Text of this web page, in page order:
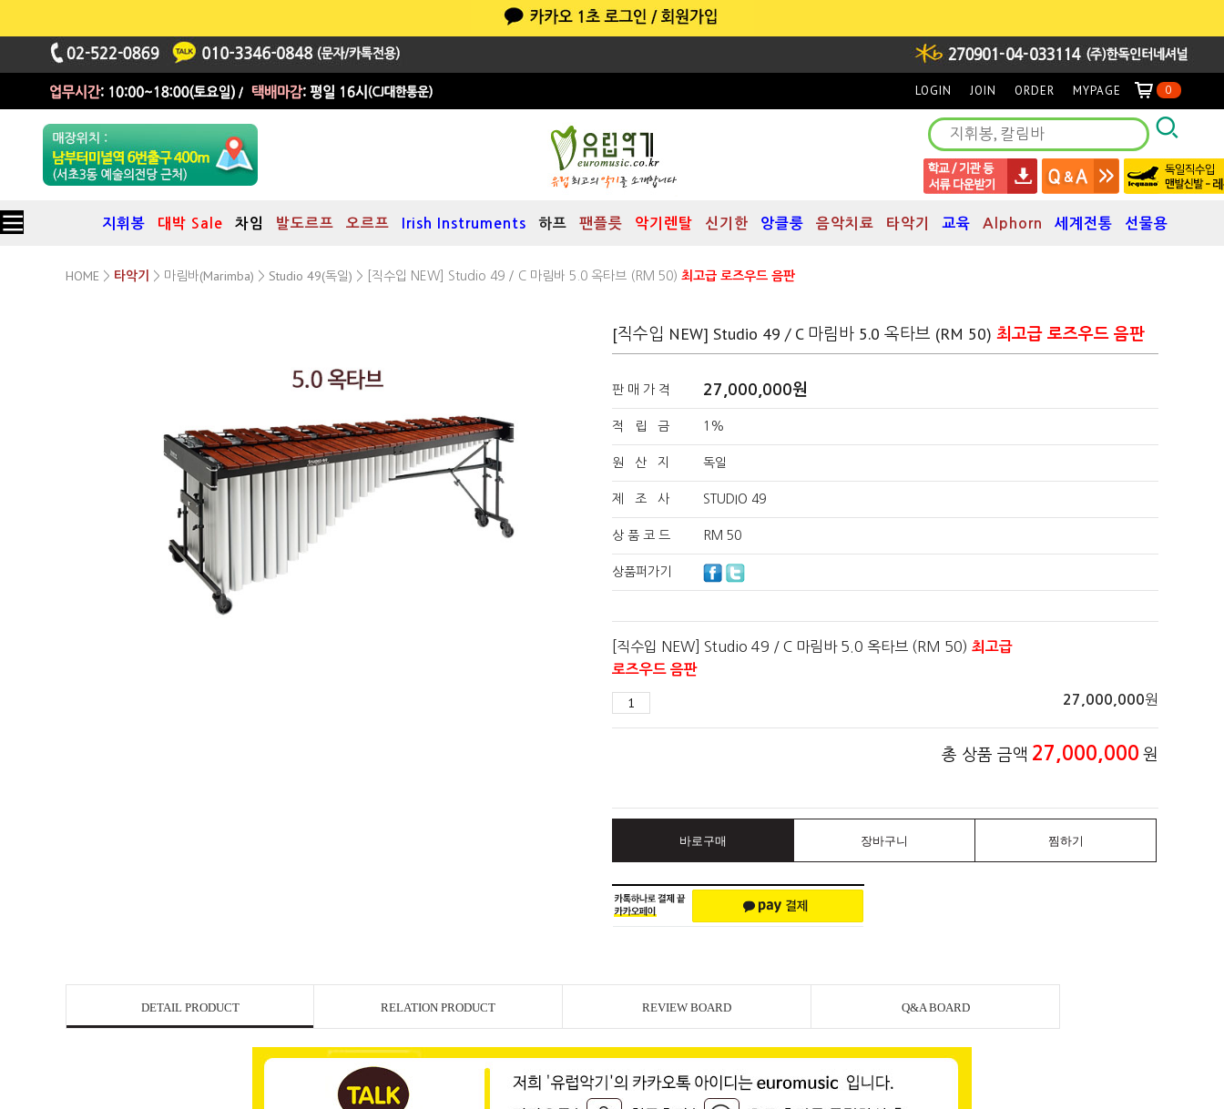
LOGIN JOIN ORDER MYPAGE 0
지휘봉 대박 Sale 차임 발도르프 오르프 Irish Instruments 하프 팬플릇 악기렌탈 신기한 앙클룽 음악치료 타악기 교육 Alphorn 세계전통 선물용
HOME > 타악기 > 마림바(Marimba) > Studio 49(독일) > [직수입 NEW] Studio 49 / C 마림바 5.0 옥타브 (RM 50) 최고급 로즈우드 음판
[직수입 NEW] Studio 49 / C 마림바 5.0 옥타브 (RM 50) 최고급 로즈우드 음판
판 매 가 격 27,000,000원
적 립 금 1%
원 산 지 독일
제 조 사 STUDIO 49
상 품 코 드 RM 50
상품퍼가기
[직수입 NEW] Studio 49 / C 마림바 5.0 옥타브 (RM 50) 최고급
로즈우드 음판
27,000,000원
총 상품 금액 27,000,000 원
바로구매 장바구니 찜하기
DETAIL PRODUCT RELATION PRODUCT REVIEW BOARD Q&A BOARD